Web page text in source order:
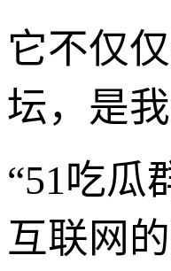
它不仅
坛，是
“51吃瓜
互联网